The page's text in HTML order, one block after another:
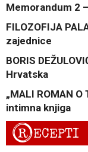
Memorandum 2
FILOZOFIJA
zajednice
BORIS
Hrvatska
„MALI ROMAN
intimna knjiga
RECEPTI